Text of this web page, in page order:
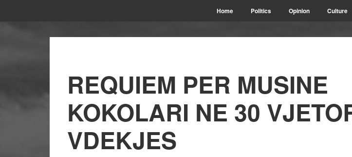
Home Politics Opinion Culture
REQUIEM PER MUSINE
KOKOLARI NE 30
VDEKJES